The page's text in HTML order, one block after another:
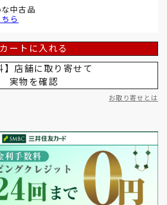
中古品
ら
カートに入れる
】店舗に取り寄せて
実物を確認
お取り寄せとは